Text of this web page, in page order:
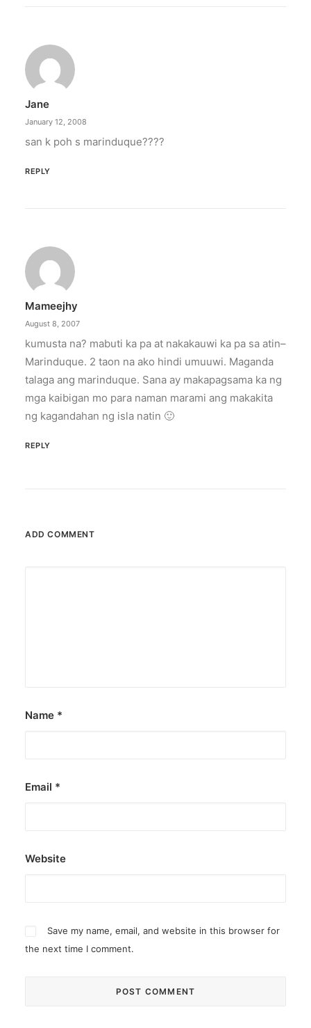
Jane
January 12, 2008
san k poh s marinduque????
REPLY
Mameejhy
August 8, 2007
kumusta na? mabuti ka pa at nakakauwi ka pa sa atin–
Marinduque. 2 taon na ako hindi umuuwi. Maganda
talaga ang marinduque. Sana ay makapagsama ka ng
mga kaibigan mo para naman marami ang makakita
ng kagandahan ng isla natin 🙂
REPLY
ADD COMMENT
Name *
Email *
Website
Save my name, email, and website in this browser for
the next time I comment.